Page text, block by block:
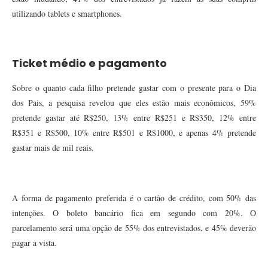
utilizando tablets e smartphones.
Ticket médio e pagamento
Sobre o quanto cada filho pretende gastar com o presente para o Dia
dos Pais, a pesquisa revelou que eles estão mais econômicos, 59%
pretende gastar até R$250, 13% entre R$251 e R$350, 12% entre
R$351 e R$500, 10% entre R$501 e R$1000, e apenas 4% pretende
gastar mais de mil reais.
A forma de pagamento preferida é o cartão de crédito, com 50% das
intenções. O boleto bancário fica em segundo com 20%. O
parcelamento será uma opção de 55% dos entrevistados, e 45% deverão
pagar a vista.